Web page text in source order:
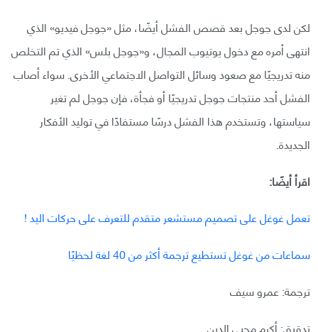
لكن لدى جوجل بعد قصص الفشل أيضًا، مثل «جوجل فيديو» الذي
انتهى أمره مع دخول يوتيوب المجال، و«جوجل بلس» الذي تم التخلص
منه تدريجيًا مع صعود وسائل التواصل الاجتماعي الأخرى. سواء أصاب
الفشل أحد منتجات جوجل تدريجيًا أو فجأة، فإن جوجل لم تغير
سياستها، وتستخدم هذا الفشل درسًا مستفادًا في توليد الأفكار
الجديدة.
اقرأ أيضًا:
تعمل غوغل على تصميم مستشعر متقدم للتعرف على حركات اليد !
سماعات من غوغل تستطيع ترجمة أكثر من 40 لغة لحظيًا
ترجمة: عمرو سيف
تدقيق: أكرم محيي الدين